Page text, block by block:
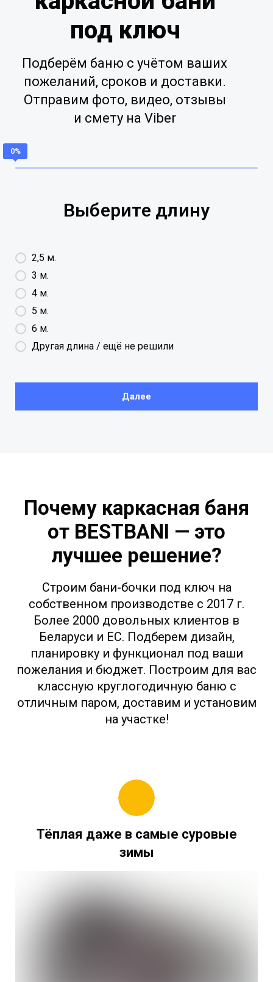
Подберём баню с учётом ваших
пожеланий, сроков и доставки.
Отправим фото, видео, отзывы
и смету на Viber
под ключ
Выберите длину
2,5 м.
3 м.
4 м.
5 м.
6 м.
Другая длина / ещё не решили
Далее
Почему каркасная баня
от BESTBANI — это
лучшее решение?
Строим бани-бочки под ключ на
собственном производстве с 2017 г.
Более 2000 довольных клиентов в
Беларуси и ЕС. Подберем дизайн,
планировку и функционал под ваши
пожелания и бюджет. Построим для вас
классную круглогодичную баню с
отличным паром, доставим и установим
на участке!
Тёплая даже в самые суровые
зимы